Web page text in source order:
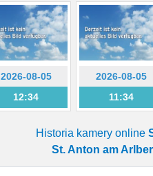
2026-08-05
12:34
2026-08-05
11:34
Historia kamery online
St. Anton am